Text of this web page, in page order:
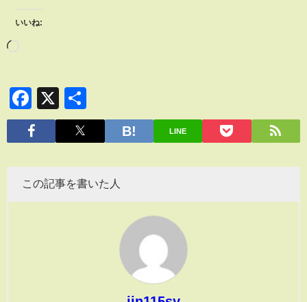
いいね:
Facebook
X
有
LINE
この記事を書いた人